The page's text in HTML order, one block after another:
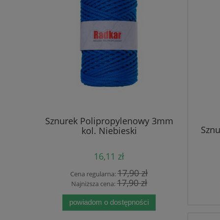
Sznurek Polipropylenowy 3mm
kol. Niebieski
16,11 zł
Cena regularna:17,90 zł
Najniższa cena:17,90 zł
powiadom o dostępności